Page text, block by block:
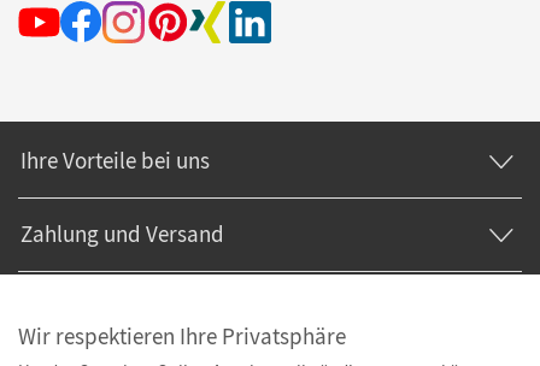
Ihre Vorteile bei uns
Zahlung und Versand
Wir respektieren Ihre Privatsphäre